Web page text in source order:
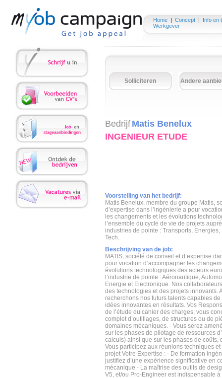
Home | Concept |
Info en
Werkgever
Solliciteren Andere
Bedrijf Matis Benelux
INGENIEUR ETUDE
Voorstelling van het bedrijf:
Matis Benelux, membre du groupe Matis,
d’expertise dans l’ingénierie a pour
les changements et les évolutions
l’ensemble du cycle de vie de projets
industries de pointe : Transports,
Tech.
Beschrijving van de job:
MATIS, société de conseil et d’expertise
pour vocation d’accompagner les
évolutions technologiques des acteurs
l’industrie de pointe : Aéronautique,
Energie et Electronique. Nos
des technologies et des projets innovants.
recherchons nos futurs talents capables
idées innovantes en résultats. Vos
de l’étude du cahier des charges, vous
complet d’outillages, de structures ou de
domaines mécaniques. - Vous serez
sur les phases de pilotage de ressources
calculs) ainsi que sur les phases de coûts,
Vous participez aux réunions techniques et
projet Votre Expertise : - De formation
justifiez d’une expérience significative en
mécanique - La maîtrise des outils de
V5, et/ou Pro-Engineer est indispensable